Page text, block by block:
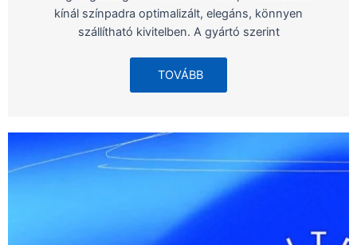
kínál színpadra optimalizált, elegáns, könnyen
szállítható kivitelben. A gyártó szerint
TOVÁBB